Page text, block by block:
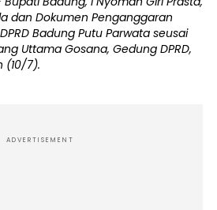
dan Dokumen Penganggaran
Badung Putu Parwata seusai
Uttama Gosana, Gedung DPRD,
(10/7).
ADVERTISEMENT